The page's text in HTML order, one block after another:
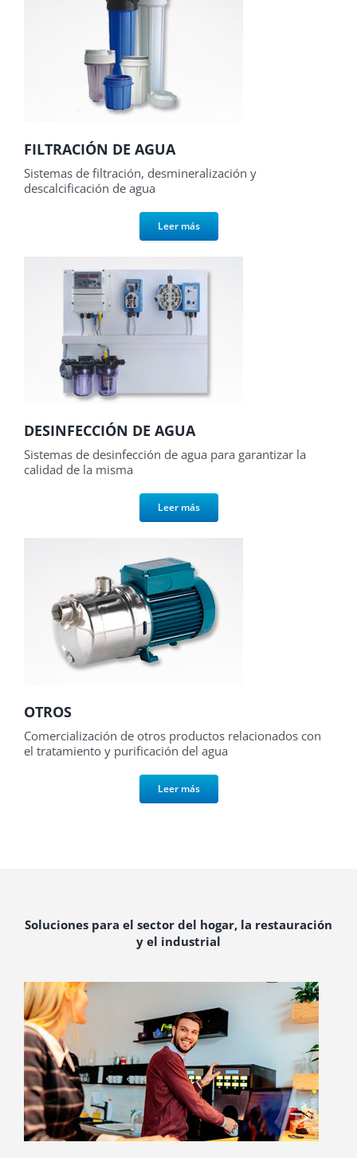
FILTRACIÓN DE AGUA
Sistemas de filtración, desmineralización y
descalcificación de agua
Leer más
DESINFECCIÓN DE AGUA
Sistemas de desinfección de agua para garantizar la
calidad de la misma
Leer más
OTROS
Comercialización de otros productos relacionados con
el tratamiento y purificación del agua
Leer más
Soluciones para el sector del hogar, la restauración
y el industrial